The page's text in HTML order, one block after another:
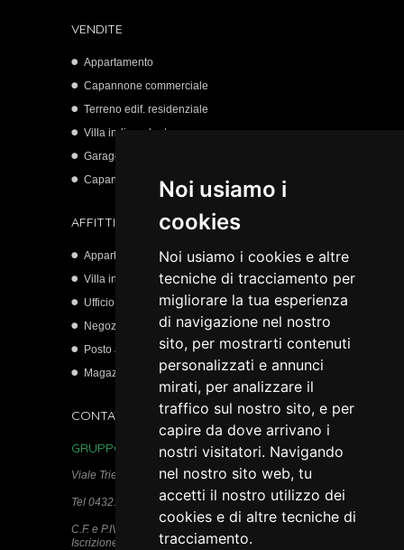
Noi usiamo i
cookies
Noi usiamo i cookies e altre
tecniche di tracciamento per
migliorare la tua esperienza
di navigazione nel nostro
sito, per mostrarti contenuti
personalizzati e annunci
mirati, per analizzare il
traffico sul nostro sito, e per
capire da dove arrivano i
nostri visitatori. Navigando
nel nostro sito web, tu
accetti il nostro utilizzo dei
cookies e di altre tecniche di
tracciamento.
VENDITE
Appartamento
Capannone commerciale
Terreno edif. residenziale
Villa indipendente
Garage
Capannone artigianale
AFFITTI
Appartamento
Villa indipendente
Ufficio
Negozio
Posto auto scoperto
Magazzino
CONTATTI
GRUPPO IMMOBILIARE PAULIN s.r.l.c.r.
Viale Trieste, 115 - 33100 Udine
Tel 0432.511950
C.F. e P.IVA 02740280306
Iscrizione REA n. 284382